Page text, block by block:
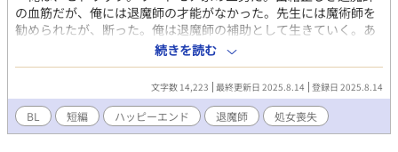
の血筋だが、俺には退魔師の才能がなかった。先生には魔術師を
勧められたが、断った。俺は退魔師の補助として生きていく。あ
る日、お父様に完全封印の補助を命じられる。内容は退魔師との
セックスだ。俺は了承し、当日に臨む。お相手は、分家のマクベ
スさんだった。※ムーンライトノベルズさんにも公開していま
す。※後日談の別話、退魔師の生け贄になった俺は、唯一を見つ
ける、を投稿しました！
続きを読む
文字数 14,223 最終更新日 2025.8.14 登録日 2025.8.14
BL 短編 ハッピーエンド 退魔師 処女喪失